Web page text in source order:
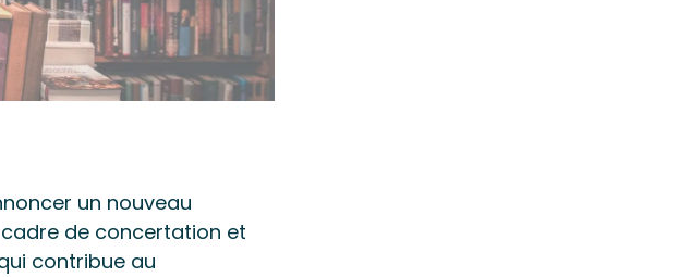
un nouveau
de concertation et
contribue au